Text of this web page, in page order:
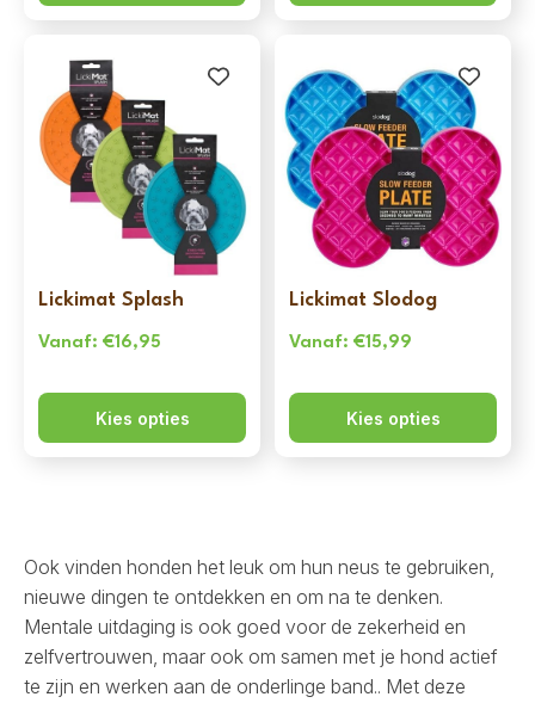
Lickimat Splash
Vanaf: €16,95
Kies opties
Lickimat Slodog
Vanaf: €15,99
Kies opties
Ook vinden honden het leuk om hun neus te gebruiken,
nieuwe dingen te ontdekken en om na te denken.
Mentale uitdaging is ook goed voor de zekerheid en
zelfvertrouwen, maar ook om samen met je hond actief
te zijn en werken aan de onderlinge band.. Met deze